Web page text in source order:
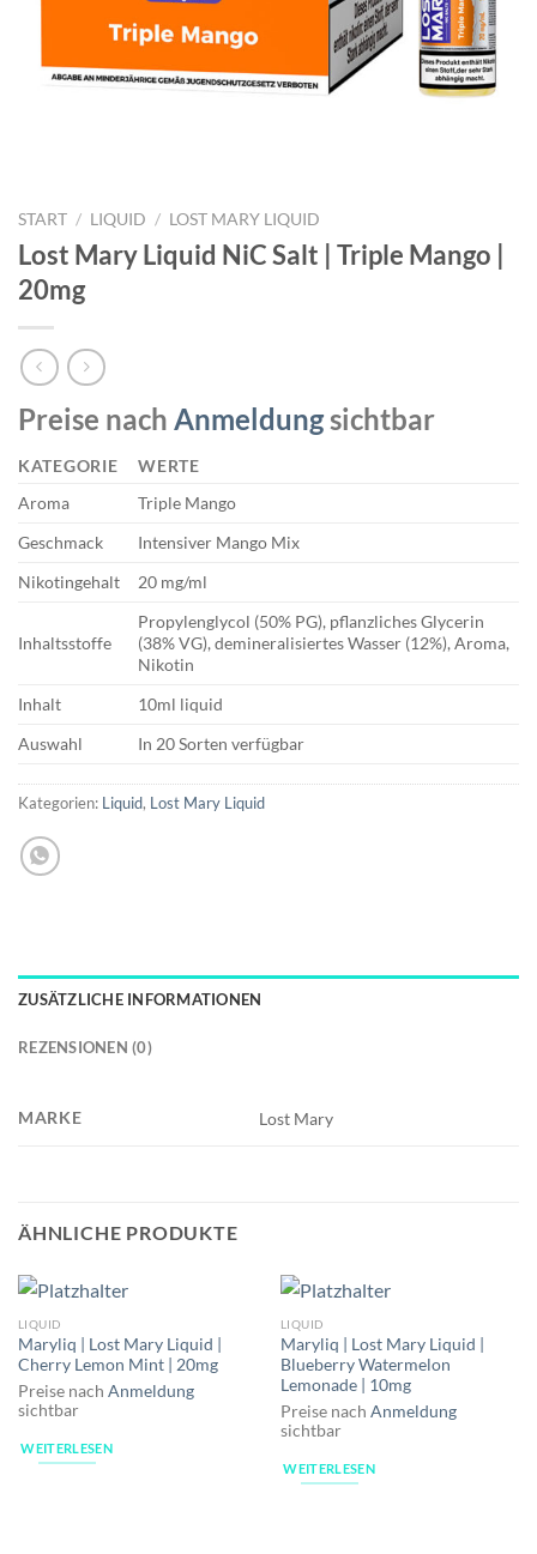
START / LIQUID / LOST MARY LIQUID
Lost Mary Liquid NiC Salt | Triple Mango |
20mg
Preise nach Anmeldungsichtbar
KATEGORIE
WERTE
Aroma
Triple Mango
Geschmack
Intensiver Mango Mix
Nikotingehalt
20 mg/ml
Inhaltsstoffe
Propylenglycol (50% PG), pflanzliches Glycerin
(38% VG), demineralisiertes Wasser (12%), Aroma,
Nikotin
Inhalt
10ml liquid
Auswahl
In 20 Sorten verfügbar
Kategorien: Liquid, Lost Mary Liquid
ZUSÄTZLICHE INFORMATIONEN
REZENSIONEN (0)
MARKE Lost Mary
ÄHNLICHE PRODUKTE
LIQUID
Maryliq | Lost Mary Liquid |
Cherry Lemon Mint | 20mg
Preise nach Anmeldung
sichtbar
WEITERLESEN
LIQUID
Maryliq | Lost Mary Liquid |
Blueberry Watermelon
Lemonade | 10mg
Preise nach Anmeldung
sichtbar
WEITERLESEN